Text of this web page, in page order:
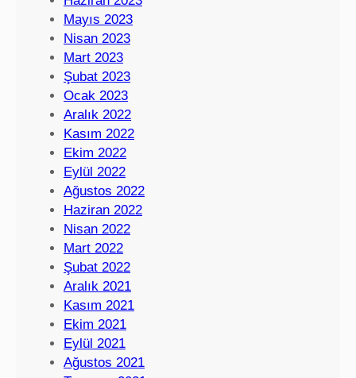
Mayıs 2023
Nisan 2023
Mart 2023
Şubat 2023
Ocak 2023
Aralık 2022
Kasım 2022
Ekim 2022
Eylül 2022
Ağustos 2022
Haziran 2022
Nisan 2022
Mart 2022
Şubat 2022
Aralık 2021
Kasım 2021
Ekim 2021
Eylül 2021
Ağustos 2021